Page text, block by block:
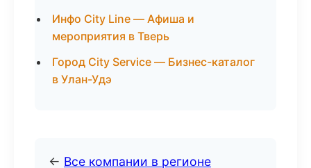
Инфо City Line — Афиша и
мероприятия в Тверь
Город City Service — Бизнес-каталог
в Улан-Удэ
← Все компании в регионе